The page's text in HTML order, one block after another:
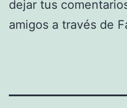
dejar tus
amigos a través de